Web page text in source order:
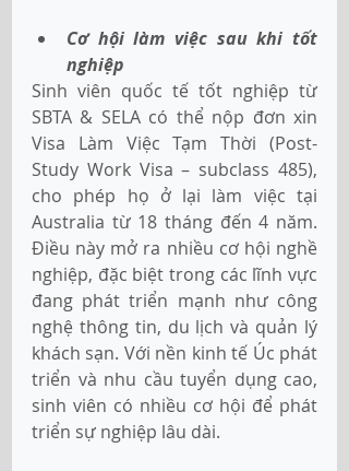
Cơ hội làm việc sau khi tốt
nghiệp
Sinh viên quốc tế tốt nghiệp từ
SBTA & SELA có thể nộp đơn xin
Visa Làm Việc Tạm Thời (Post-
Study Work Visa – subclass 485),
cho phép họ ở lại làm việc tại
Australia từ 18 tháng đến 4 năm.
Điều này mở ra nhiều cơ hội nghề
nghiệp, đặc biệt trong các lĩnh vực
đang phát triển mạnh như công
nghệ thông tin, du lịch và quản lý
khách sạn. Với nền kinh tế Úc phát
triển và nhu cầu tuyển dụng cao,
sinh viên có nhiều cơ hội để phát
triển sự nghiệp lâu dài.